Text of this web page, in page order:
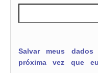
Salvar meus
próxima vez que